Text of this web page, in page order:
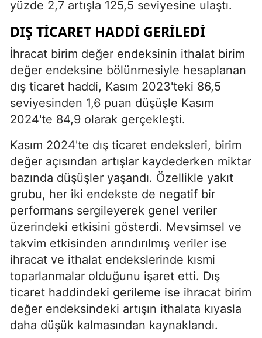
yüzde 2,7 artışla 125,5 seviyesine ulaştı.
DIŞ TICARET HADDI GERILEDI
İhracat birim değer endeksinin ithalat birim
değer endeksine bölünmesiyle hesaplanan
dış ticaret haddi, Kasım 2023'teki 86,5
seviyesinden 1,6 puan düşüşle Kasım
2024'te 84,9 olarak gerçekleşti.
Kasım 2024'te dış ticaret endeksleri, birim
değer açısından artışlar kaydederken miktar
bazında düşüşler yaşandı. Özellikle yakıt
grubu, her iki endekste de negatif bir
performans sergileyerek genel veriler
üzerindeki etkisini gösterdi. Mevsimsel ve
takvim etkisinden arındırılmış veriler ise
ihracat ve ithalat endekslerinde kısmi
toparlanmalar olduğunu işaret etti. Dış
ticaret haddindeki gerileme ise ihracat birim
değer endeksindeki artışın ithalata kıyasla
daha düşük kalmasından kaynaklandı.